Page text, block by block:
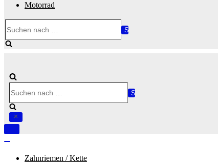
Motorrad
nach …
nach …
Navigation
Zahnriemen / Kette